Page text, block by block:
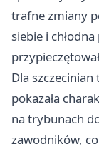
trafne zmiany
siebie i
Dla
pokazała
na trybunach
zawodników,